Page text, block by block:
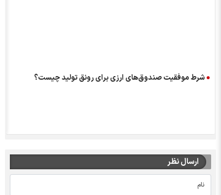
شرط موفقیت صندوق‌های ارزی برای رونق تولید چیست؟
ارسال نظر